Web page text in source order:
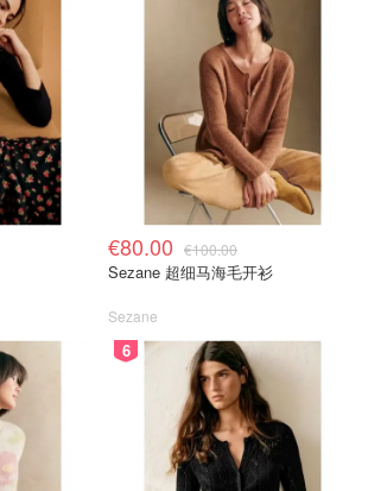
€80.00 €100.00
Sezane 超细马海毛开衫
Sezane
6